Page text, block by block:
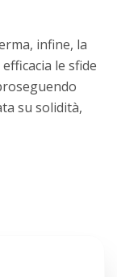
infine, la
le sfide
su solidità,